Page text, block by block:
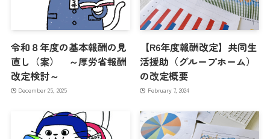
令和８年度の基本報酬の見
直し（案） ～厚労省報酬
改定検討～
December 25, 2025
【R6年度報酬改定】共同生
活援助（グループホーム）
の改定概要
February 7, 2024